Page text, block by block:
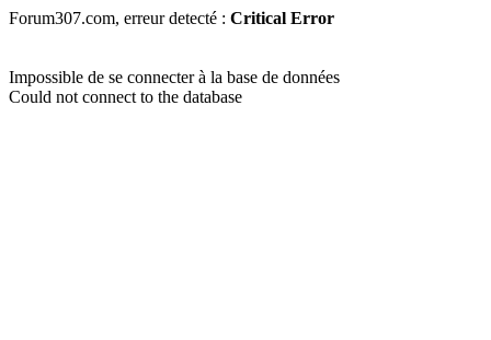
Forum307.com, erreur detecté : Critical Error
Impossible de se connecter à la base de données
Could not connect to the database